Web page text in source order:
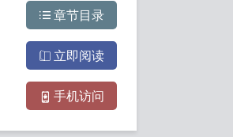
章节目录
立即阅读
手机访问